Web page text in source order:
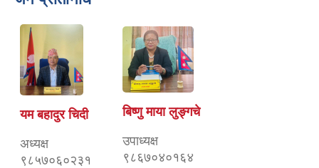
यम बहादुर चिदी
अध्यक्ष
९८५७०६०२३१
बिष्णु माया लुङ्गचे
उपाध्यक्ष
९८६७०४०१६४